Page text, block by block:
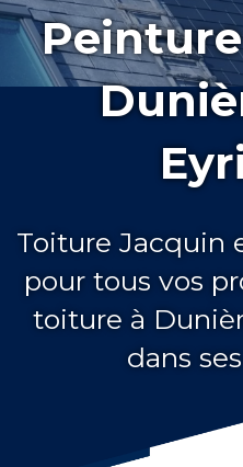
Toiture Jacquin
pour tous vos
toiture à
dans